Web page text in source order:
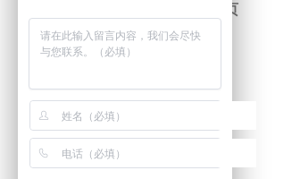
网站首页